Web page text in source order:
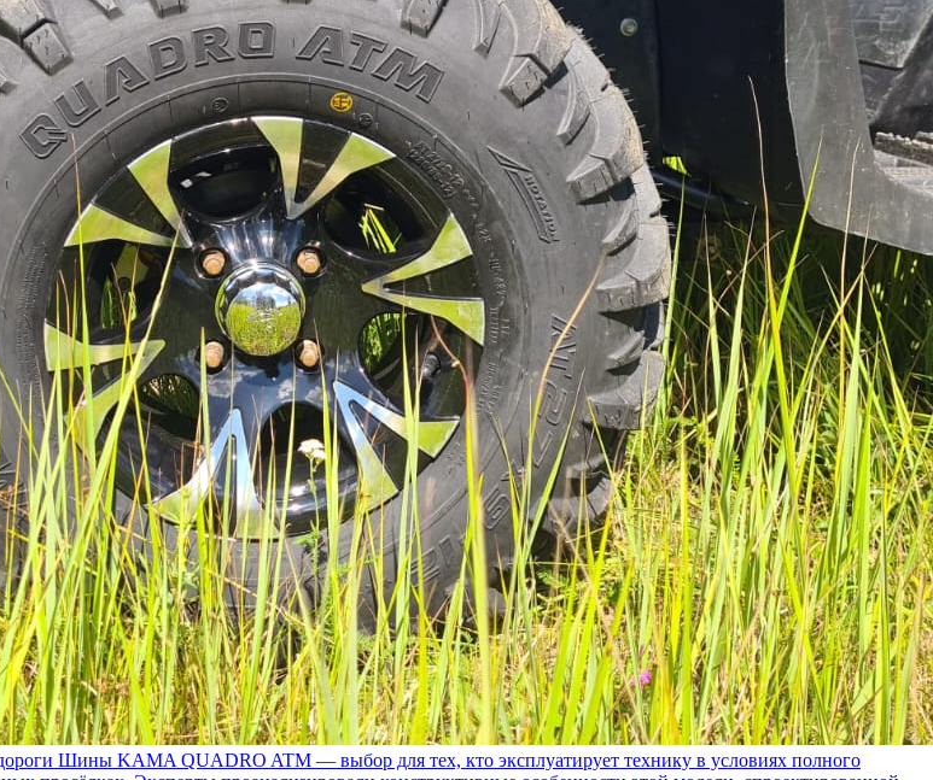
Шины KAMA QUADRO ATM — выбор для тех, кто эксплуатирует технику в условиях полного